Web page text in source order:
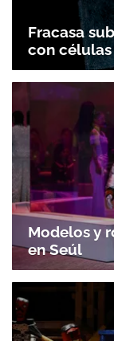
Fracasa
con células
Modelos y
en Seúl